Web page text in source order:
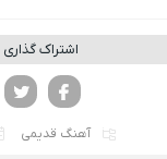
اشتراک
آهنگ قدیمی